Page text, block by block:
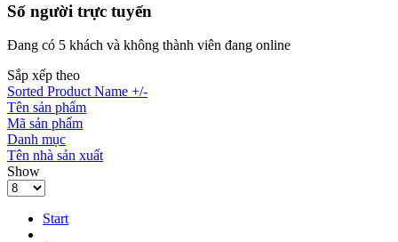
Số người trực tuyến
Đang có 5 khách và không thành viên đang online
Sắp xếp theo
Sorted Product Name +/-
Tên sản phẩm
Mã sản phẩm
Danh mục
Tên nhà sản xuất
Show
Start